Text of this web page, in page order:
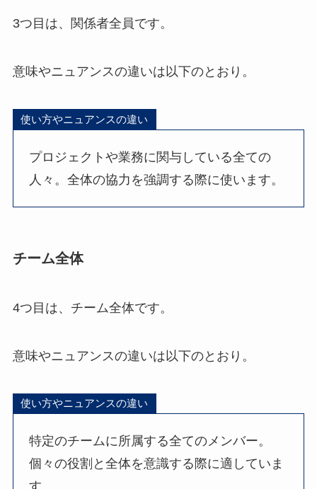
3つ目は、関係者全員です。
意味やニュアンスの違いは以下のとおり。
使い方やニュアンスの違い
プロジェクトや業務に関与している全ての
人々。全体の協力を強調する際に使います。
チーム全体
4つ目は、チーム全体です。
意味やニュアンスの違いは以下のとおり。
使い方やニュアンスの違い
特定のチームに所属する全てのメンバー。
個々の役割と全体を意識する際に適していま